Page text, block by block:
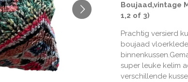
Boujaad,vintage
1,2 of 3)
Prachtig versierd
boujaad
super leuke kelim
verschillende